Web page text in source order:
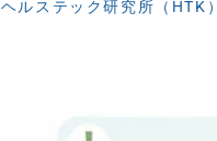
ヘルステック研究所（HTK）